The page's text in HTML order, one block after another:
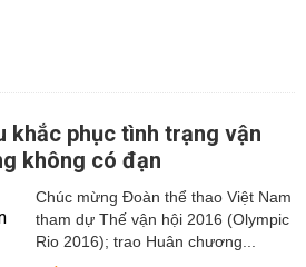
khắc phục tình trạng vận
không có đạn
Chúc mừng Đoàn thể thao Việt Nam
tham dự Thế vận hội 2016 (Olympic
Rio 2016); trao Huân chương...